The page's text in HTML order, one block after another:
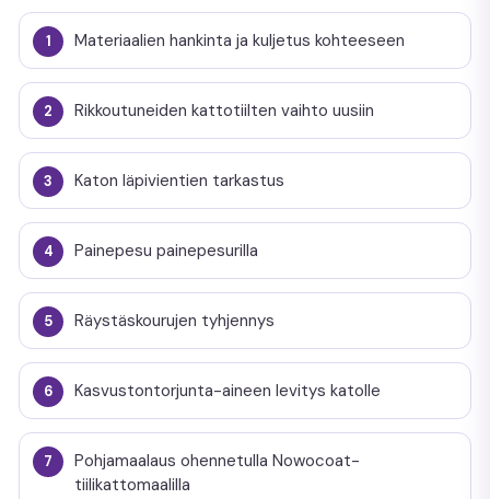
Materiaalien hankinta ja kuljetus kohteeseen
Rikkoutuneiden kattotiilten vaihto uusiin
Katon läpivientien tarkastus
Painepesu painepesurilla
Räystäskourujen tyhjennys
Kasvustontorjunta-aineen levitys katolle
Pohjamaalaus ohennetulla Nowocoat-
tiilikattomaalilla